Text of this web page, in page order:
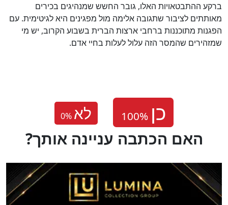
ברקע ההתבטאויות האלו, גובר החשש שמנהיגים בכירים
מאותתים לציבור שתגובה אלימה מול מפגינים היא לגיטימית. עם
הפגנות מתוכננות ברחבי ארצות הברית בשבוע הקרוב, יש מי
שמזהירים שהמסר הזה עלול לעלות בחיי אדם.
0% לא
?האם הכתבה עניינה אותך